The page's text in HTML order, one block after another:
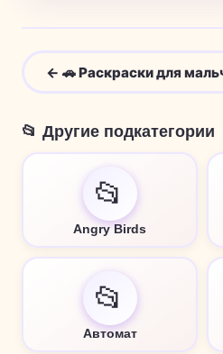
← 🚗 Раскраски для
📂 Другие подкатегории
📂
Angry Birds
📂
Автомат